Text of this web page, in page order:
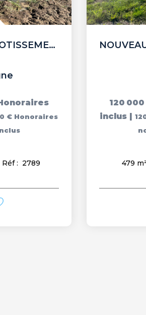
NOUVEAU LOTISSEMENT Terrain Viabilisé Proche bourg de LIGNE...
€ Honoraires
Réf : 2789
120
inclus |
479